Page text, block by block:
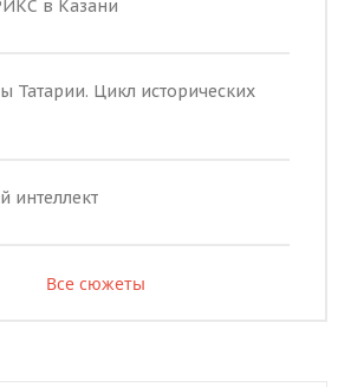
в Казани
Татарии. Цикл исторических
интеллект
Все сюжеты